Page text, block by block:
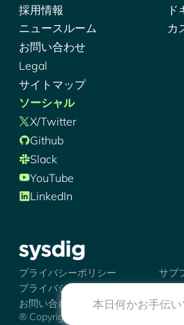
採用情報
ニュースルーム
お問い合わせ
Legal
サイトマップ
ド
カ
ソーシャル
X/Twitter
Github
Slack
YouTube
LinkedIn
シズディグ-ロゴ
® Copyright 2026 Sysdig, Inc.
プライバシーポリシー
サブ
プライバシーの選択肢
お問い合わせ